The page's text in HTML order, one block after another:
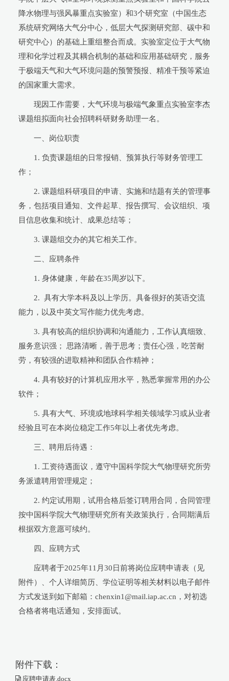
降水物理与强风暴重点实验室）和3个研究室（中国生态
系统研究网络大气分中心，低层大气探测研究部、碳中和
研究中心）的基础上重组整合而成。实验室定位于大气物
理和化学过程及其耦合机制的基础和应用基础研究，服务
于极端天气和大气环境问题的预警预报、精准干预等紧迫
的国家重大需求。
现因工作需要，大气环境与极端气象重点实验室李杰
课题组拟面向社会招聘科研财务助理一名。
一、岗位职责
1. 负责课题组的日常报销、预算执行等财务管理工
作；
2. 课题组科研项目的申请、实施和结题有关的管理事
务，包括项目通知、文件起草、报告撰写、会议组织、项
目信息收集和统计、成果总结等；
3. 课题组交办的其它相关工作。
二、应聘条件
1. 身体健康，年龄在35周岁以下。
2. 具有大学本科及以上学历。具备很好的英语交流
能力，以及中英文写作能力优先考虑。
3. 具有较高的组织协调和沟通能力，工作认真细致、
服务意识强； 思路清晰，善于思考；责任心强，吃苦耐
劳，有较强的进取精神和团队合作精神；
4. 具有较好的计算机应用水平，熟悉掌握常用的办公
软件；
5. 具有大气、环境或地球科学相关领域学习或从业者
经验且可在本岗位稳定工作5年以上者优先考虑。
三、聘用后待遇：
1. 工资待遇面议，遵守中国科学院大气物理研究所劳
务派遣聘用管理规定；
2. 约定试用期，试用合格后签订聘用合同，合同管理
按中国科学院大气物理研究所有关政策执行，合同期满后
根据双方意愿可续约。
四、应聘方式
应聘者于2025年11月30日前将岗位应聘申请表（见
附件）、个人详细简历、学位证明等相关材料以电子邮件
方式发送到如下邮箱：chenxin1@mail.iap.ac.cn，对初选
合格者将电话通知，安排面试。
附件下载：
应聘申请表.docx